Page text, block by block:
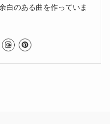
白のある曲を作っていま